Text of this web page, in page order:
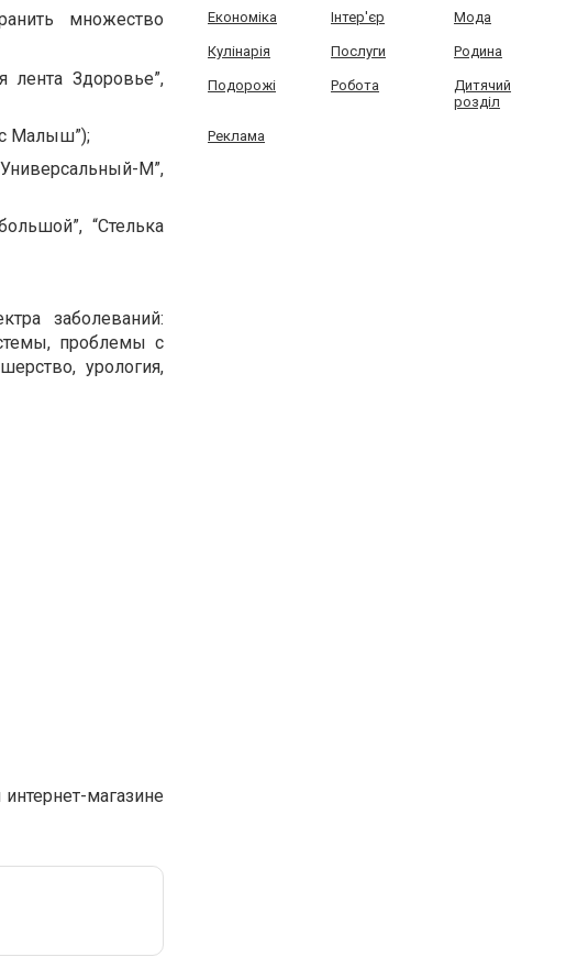
множество
лента Здоровье”,
Малыш”);
М”,
“Стелька
заболеваний:
проблемы с
урология,
интернет-магазине
Економіка Інтер'єр Мода
Кулінарія Послуги Родина
Подорожі Робота
Дитячий
розділ
Реклама